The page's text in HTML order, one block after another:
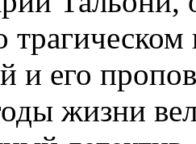
и его
жизни